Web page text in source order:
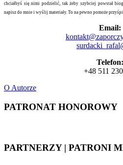
chciałbyś się nimi podzielić, tak żeby szybciej powstał
napisz do mnie i wyślij materiały. To na pewno pomoże
Email:
Telefon:
+48 511
O Autorze
PATRONAT HONOROWY
PARTNERZY | PATRONI